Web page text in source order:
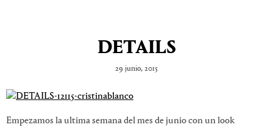
DETAILS
29 junio, 2015
Empezamos la ultima semana del mes de junio con un look